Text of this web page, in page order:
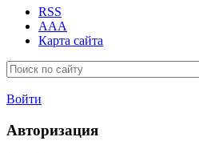
RSS
AAA
Карта сайта
Войти
Авторизация